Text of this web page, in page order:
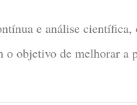
e análise
o objetivo de melhorar